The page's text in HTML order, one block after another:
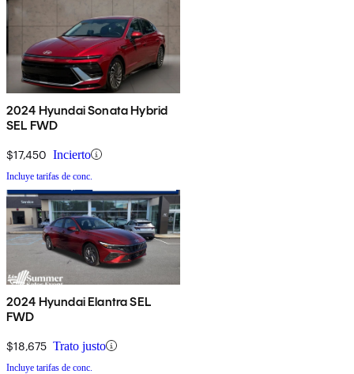
2024 Hyundai Sonata Hybrid
SEL FWD
$17,450 Incierto
Incluye tarifas de conc.
2024 Hyundai Elantra SEL
FWD
$18,675 Trato justo
Incluye tarifas de conc.